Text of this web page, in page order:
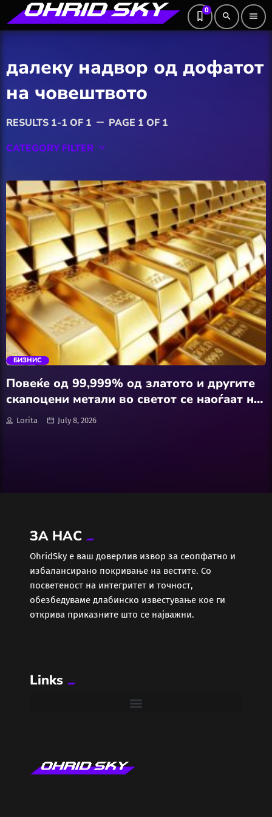
0
search menu
далеку надвор од дофатот
на човештвото
RESULTS 1-1 OF 1 remove PAGE 1 OF 1
CATEGORY FILTER keyboard_arrow_down
Hobby
Software
Wellness
АвтоКлуб
Балкан
Бизнис
Еротика
Забава
Здравје
Колумни
Лајфстајл
trending_flat
БИЗНИС
Повеќе од 99,999% од златото и другите
скапоцени метали во светот се наоѓаат на
едно место, далеку надвор од дофатот на
човештвото
Lorita July 8, 2026
ЗА НАС
ОhridSky е ваш доверлив извор за сеопфатно и
избалансирано покривање на вестите. Со
посветеност на интегритет и точност,
обезбедуваме длабинско известување кое ги
открива приказните што се најважни.
Links